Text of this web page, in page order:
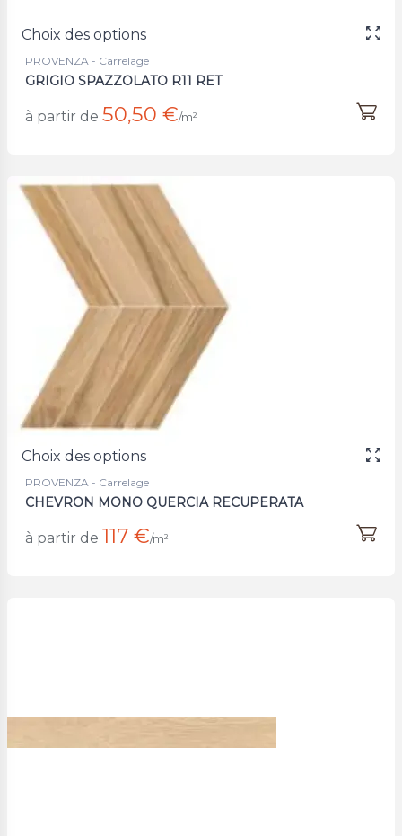
Choix des options
PROVENZA - Carrelage
GRIGIO SPAZZOLATO R11 RET
à partir de 50,50 €/m²
Choix des options
PROVENZA - Carrelage
CHEVRON MONO QUERCIA RECUPERATA
à partir de 117 €/m²